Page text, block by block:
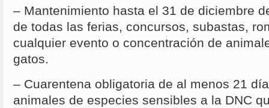
– Mantenimiento hasta el 31 de diciembre
de todas las ferias, concursos, subastas,
cualquier evento o concentración de
gatos.
– Cuarentena obligatoria de al menos 21
animales de especies sensibles a la DNC